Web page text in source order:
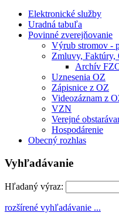
Elektronické služby
Uradná tabuľa
Povinné zverejňovanie
Výrub stromov -
Zmluvy, Faktúry,
Archív
Uznesenia OZ
Zápisnice z OZ
Videozáznam z
VZN
Verejné
Hospodárenie
Obecný rozhlas
Vyhľadávanie
Hľadaný výraz:
rozšírené vyhľadávanie ...